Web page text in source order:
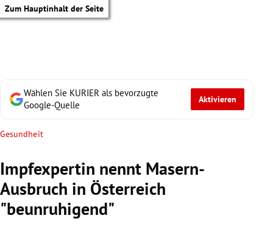
Zum Hauptinhalt der Seite
Wählen Sie KURIER als bevorzugte
Google-Quelle
Aktivieren
Gesundheit
Impfexpertin nennt Masern-
Ausbruch in Österreich
"beunruhigend"